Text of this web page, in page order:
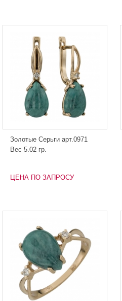
Золотые Серьги арт.0971
Вес 5.02 гр.
ЦЕНА ПО ЗАПРОСУ